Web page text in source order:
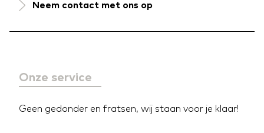
Neem contact met ons op
Onze service
Geen gedonder en fratsen, wij staan voor je klaar!